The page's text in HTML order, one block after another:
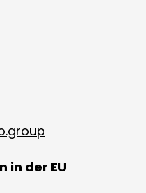
in der EU